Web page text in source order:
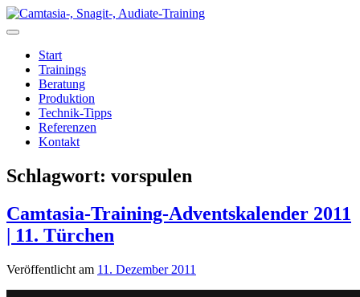
Zum
Inhalt
Start
Trainings
Beratung
Produktion
Technik-Tipps
Referenzen
Kontakt
Schlagwort: vorspulen
Camtasia-Training-Adventskalender 2011
| 11. Türchen
Veröffentlicht am 11. Dezember 2011